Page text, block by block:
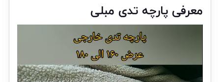
معرفی پارچه تدی مبلی